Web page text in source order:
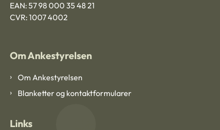
EAN: 57 98 000 35 48 21
CVR: 1007 4002
Om Ankestyrelsen
Om Ankestyrelsen
Blanketter og kontaktformularer
Links